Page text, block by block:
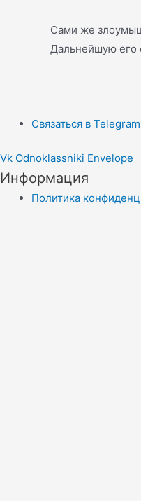
Сами же
Дальнейшую его
Связаться в Telegram
Vk Odnoklassniki Envelope
Информация
Политика